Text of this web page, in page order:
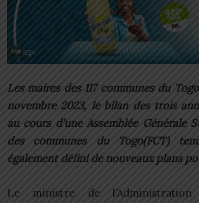
Les maires des 117 communes du
novembre 2023, le bilan des trois
au cours d’une Assemblée Générale
des communes du Togo(FCT)
également défini de nouveaux plans
Le ministre de